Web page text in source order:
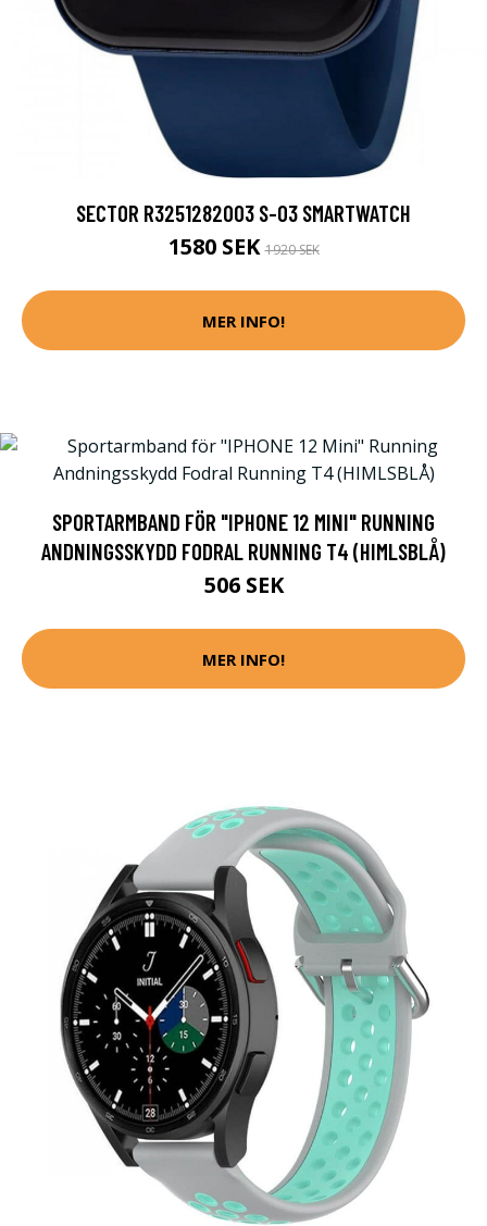
SECTOR R3251282003 S-03 SMARTWATCH
1580 SEK1920 SEK
MER INFO!
SPORTARMBAND FÖR "IPHONE 12 MINI" RUNNING
ANDNINGSSKYDD FODRAL RUNNING T4 (HIMLSBLÅ)
506 SEK
MER INFO!